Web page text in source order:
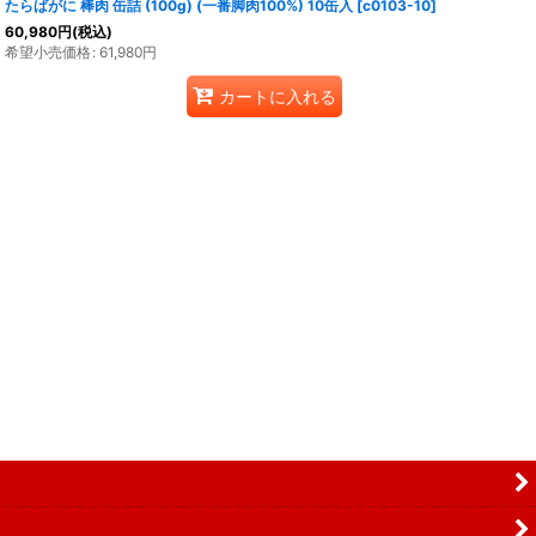
たらばがに 棒肉 缶詰 (100g) (一番脚肉100%) 10缶入 [c0103-10]
60,980円(税込)
希望小売価格: 61,980円
カートに入れる